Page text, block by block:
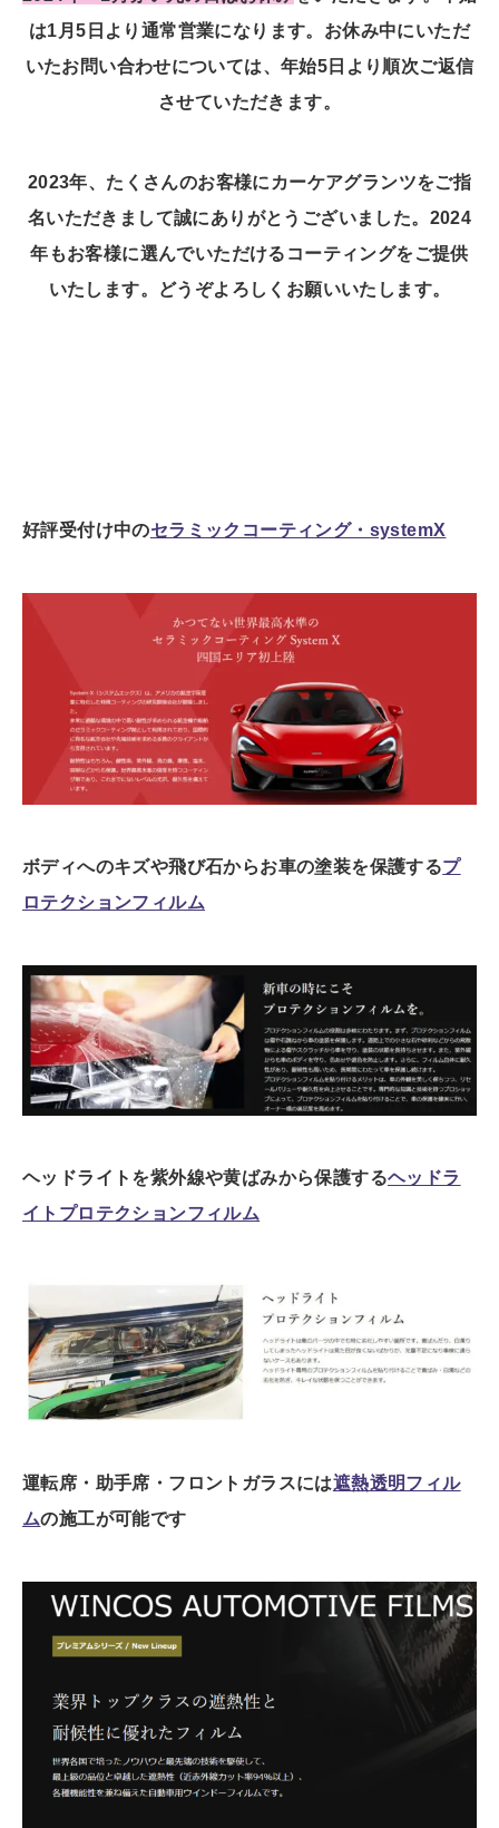
は1月5日より通常営業になります。お休み中にいただ
いたお問い合わせについては、年始5日より順次ご返信
させていただきます。
2023年、たくさんのお客様にカーケアグランツをご指
名いただきまして誠にありがとうございました。2024
年もお客様に選んでいただけるコーティングをご提供
いたします。どうぞよろしくお願いいたします。
好評受付け中のセラミックコーティング・systemX
ボディへのキズや飛び石からお車の塗装を保護するプ
ロテクションフィルム
ヘッドライトを紫外線や黄ばみから保護するヘッドラ
イトプロテクションフィルム
運転席・助手席・フロントガラスには遮熱透明フィル
ムの施工が可能です